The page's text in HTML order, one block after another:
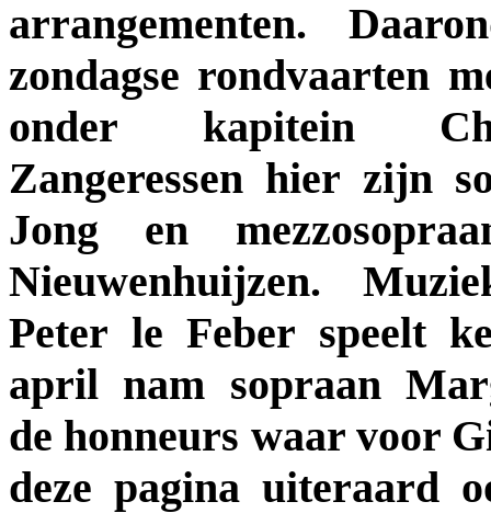
arrangementen.
zondagse rondvaarten
onder kapitein
Zangeressen hier zijn
Jong en
Nieuwenhuijzen.
Peter le Feber speelt
april nam sopraan
de honneurs waar voor
deze pagina uiteraard